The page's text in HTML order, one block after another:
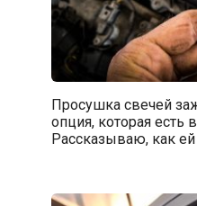
Просушка свечей
опция, которая
Рассказываю, как ей